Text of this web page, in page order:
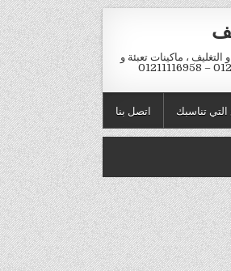
التغليف ، ماكينات تعبئة و
اتصل بنا التي تناسبك